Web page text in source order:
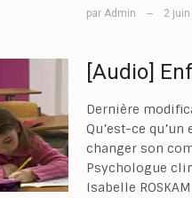
par Admin — 2
[Audio]
Dernière
Qu’est-ce
changer son
Psychologue
Isabelle